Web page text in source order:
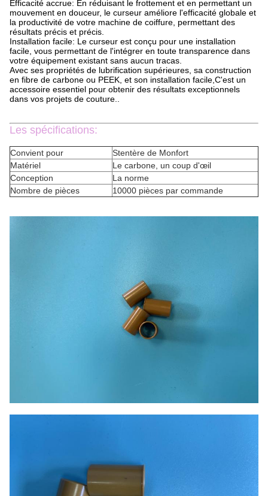
Efficacité accrue: En réduisant le frottement et en permettant un
mouvement en douceur, le curseur améliore l'efficacité globale et
la productivité de votre machine de coiffure, permettant des
résultats précis et précis.
Installation facile: Le curseur est conçu pour une installation
facile, vous permettant de l'intégrer en toute transparence dans
votre équipement existant sans aucun tracas.
Avec ses propriétés de lubrification supérieures, sa construction
en fibre de carbone ou PEEK, et son installation facile,C'est un
accessoire essentiel pour obtenir des résultats exceptionnels
dans vos projets de couture..
Les spécifications:
Convient pour
Stentère de Monfort
Matériel
Le carbone, un coup d'œil
Conception
La norme
Nombre de pièces
10000 pièces par commande